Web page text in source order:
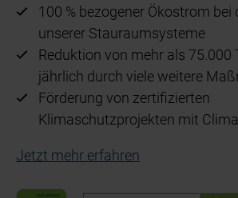
100 % bezogener Ökostrom bei
unserer Stauraumsysteme
Reduktion von mehr als 75.000
jährlich durch viele weitere
Förderung von zertifizierten
Klimaschutzprojekten mit
Jetzt mehr erfahren